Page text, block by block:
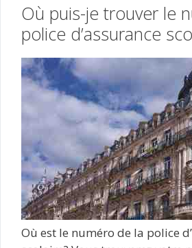
Où puis-je trouver le
police d’assurance
Où est le numéro de la police